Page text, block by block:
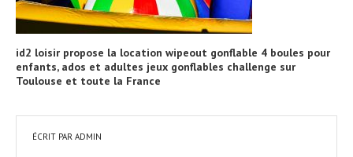
id2 loisir propose la location wipeout gonflable 4 boules pour
enfants, ados et adultes jeux gonflables challenge sur
Toulouse et toute la France
ÉCRIT PAR ADMIN